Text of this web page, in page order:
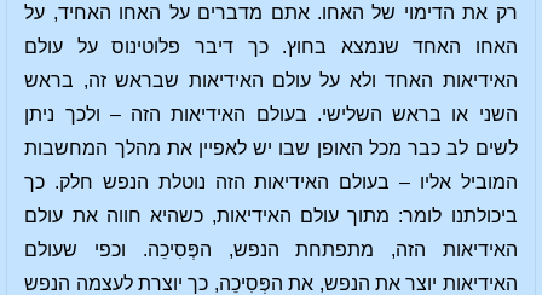
רק את הדימוי של האחו. אתם מדברים על האחו האחיד, על
האחו האחד שנמצא בחוץ. כך דיבר פלוטינוס על עולם
האידיאות האחד ולא על עולם האידיאות שבראש זה, בראש
השני או בראש השלישי. בעולם האידיאות הזה – ולכך ניתן
לשים לב כבר מכל האופן שבו יש לאפיין את מהלך המחשבות
המוביל אליו – בעולם האידיאות הזה נוטלת הנפש חלק. כך
ביכולתנו לומר: מתוך עולם האידיאות, כשהיא חווה את עולם
האידיאות הזה, מתפתחת הנפש, הפְּסִיכֵה. וכפי שעולם
האידיאות יוצר את הנפש, את הפְּסִיכֵה, כך יוצרת לעצמה הנפש